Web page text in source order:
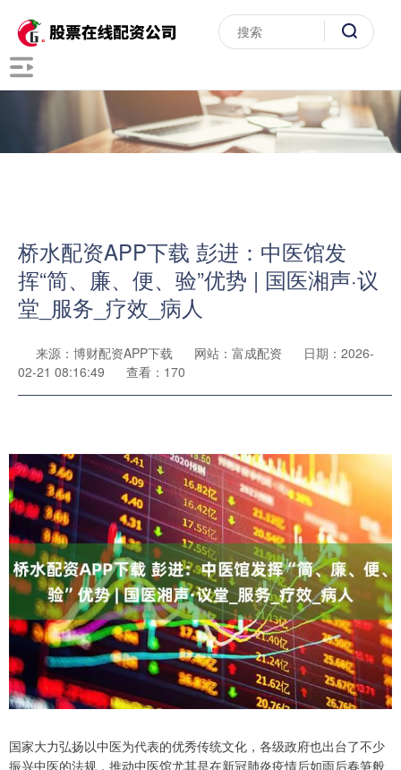
桥水配资APP下载 彭进：中医馆发
挥“简、廉、便、验”优势 | 国医湘声·议
堂_服务_疗效_病人
来源：博财配资APP下载 网站：富成配资
日期：2026-
02-21 08:16:49
查看：170
国家大力弘扬以中医为代表的优秀传统文化，各级政府也出台了不少
振兴中医的法规，推动中医馆尤其是在新冠肺炎疫情后如雨后春笋般